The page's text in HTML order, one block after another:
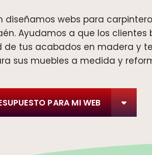
diseñamos webs para
Ayudamos a que los clientes
de tus acabados en madera y
sus muebles a medida y
PARA MI WEB